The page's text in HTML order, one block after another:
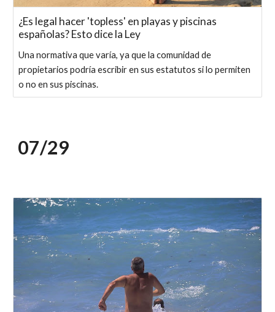
¿Es legal hacer 'topless' en playas y piscinas
españolas? Esto dice la Ley
Una normativa que varía, ya que la comunidad de
propietarios podría escribir en sus estatutos si lo permiten
o no en sus piscinas.
07/29